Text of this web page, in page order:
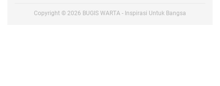
Copyright © 2026 BUGIS WARTA - Inspirasi Untuk Bangsa